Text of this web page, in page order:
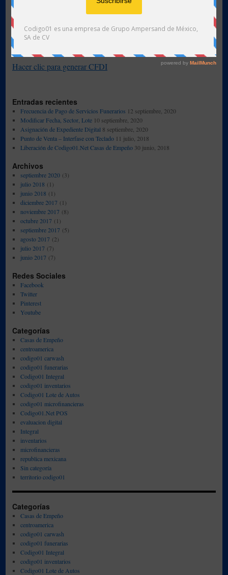
Datos para la Generar Factura –
CFDI
Hacer clic para generar CFDI
Entradas recientes
Frecuencia de Pago de Servicios Funerarios 12 septiembre, 2020
Modificar Fecha, Sector, Lote 10 septiembre, 2020
Asignación de Expediente Digital 8 septiembre, 2020
Punto de Venta – Interfase con Teclado 11 julio, 2018
Liberación de Codigo01.Net Casas de Empeño 30 junio, 2018
Archivos
septiembre 2020(3)
julio 2018 (1)
junio 2018 (1)
diciembre 2017 (1)
noviembre 2017 (8)
octubre 2017 (1)
septiembre 2017 (5)
agosto 2017 (2)
julio 2017 (7)
junio 2017 (7)
Redes Sociales
Facebook
Twitter
Pinterest
Youtube
Categorías
Casas de Empeño
centroamerica
codigo01 carwash
codigo01 funerarias
Codigo01 Integral
codigo01 inventarios
Codigo01 Lote de Autos
codigo01 microfinancieras
Codigo01.Net POS
evaluacion digital
Integral
inventarios
microfinancieras
republica mexicana
Sin categoría
territorio codigo01
Categorías
Casas de Empeño
centroamerica
codigo01 carwash
codigo01 funerarias
Codigo01 Integral
codigo01 inventarios
Codigo01 Lote de Autos